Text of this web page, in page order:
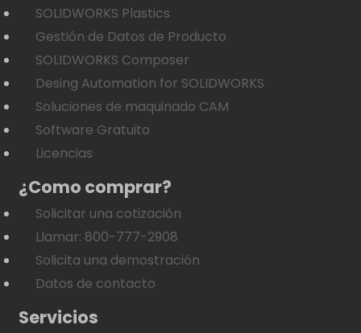
SOLIDWORKS Plastics
Gestión de Datos de Producto
SOLIDWORKS Composer
Desing Automation for SOLIDWORKS
Soluciones de maquinado CAM
Software Gratuito
Licencias
¿Como comprar?
Solicitar una cotización
Llamar: 800-777-2908
Solicita una demostración
Datos de contacto
Servicios